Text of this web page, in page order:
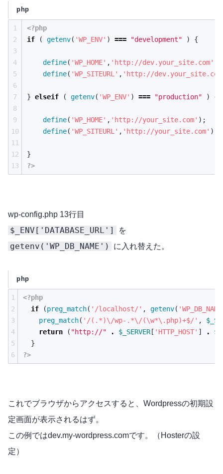
php
1
2
3
4
5
6
7
8
9
10
11
12
13
<?php
if
( getenv( 'WP_ENV' ) === "development" ) {
define( 'WP_HOME' , 'http://dev.your_site.com'
define( 'WP_SITEURL' , 'http://
} elseif ( getenv( 'WP_ENV' ) === "production" ) {
define( 'WP_HOME' , 'http://your_site.com' );
define( 'WP_SITEURL' , 'http://your_site.com' );
}
?>
wp-config.php 13行目
$_ENV['DATABASE_URL'] を
getenv('WP_DB_NAME') に入れ替えた。
php
1
2
3
4
5
6
<?php
if
(preg_match( '/localhost/' , getenv(
preg_match( '/(.*)\/wp-.*\/(\w*\.php)+$/' ,
return
( "http://" . $_SERVER [ 'HTTP_HOST' ] .
}
?>
これでブラウザからアクセスすると、Wordpressの初期設
定画面が表示されるはず。
この例ではdev.my-wordpress.comです。（Hosterの設
定）